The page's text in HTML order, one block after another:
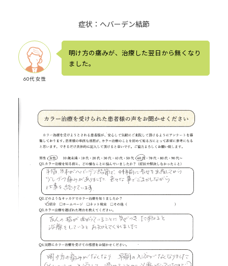
症状：へバーデン結節
60代 女性
明け方の痛みが、治療した翌日から無くなり
ました。